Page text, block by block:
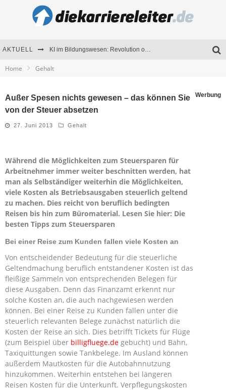
AKTUELL KI im Bildungswesen: Revolution oder Risiko für Schulen und Universitäten?
Home Gehalt
Außer Spesen nichts gewesen – das können Sie
von der Steuer absetzen
Werbung
27. Juni 2013 Gehalt
Während die Möglichkeiten zum Steuersparen für
Arbeitnehmer immer weiter beschnitten werden, hat
man als Selbständiger weiterhin die Möglichkeiten,
viele Kosten als Betriebsausgaben steuerlich geltend
zu machen. Dies reicht von beruflich bedingten
Reisen bis hin zum Büromaterial. Lesen Sie hier: Die
besten Tipps zum Steuersparen
Bei einer Reise zum Kunden fallen viele Kosten an
Von entscheidender Bedeutung für die steuerliche
Geltendmachung beruflich entstandener Kosten ist das
fleißige Sammeln von entsprechenden Belegen für
diese Ausgaben. Denn das Finanzamt erkennt nur
solche Kosten an, die auch nachgewiesen werden
können. Bei einer Reise zu Kunden fallen unter die
steuerlich relevanten Belege zunächst natürlich die
Kosten der Reise an sich. Dies betrifft Tickets für Flüge
(zum Beispiel über billigfluege.de gebucht) und Bahn,
Taxiquittungen sowie Tankbelege. Im Ausland können
außerdem Mautkosten für die Autobahnnutzung
hinzukommen. Weiterhin entstehen bei längeren
Reisen Kosten für die Unterkunft. Verpflegungskosten